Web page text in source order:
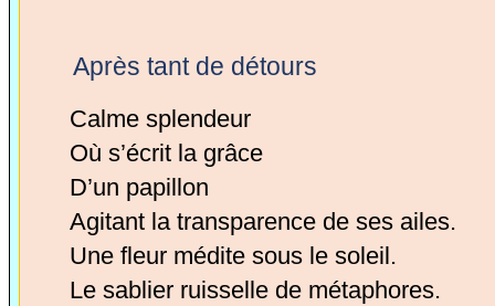
Après tant de détours
Calme splendeur
Où s’écrit la grâce
D’un papillon
Agitant la transparence de ses ailes.
Une fleur médite sous le soleil.
Le sablier ruisselle de métaphores.